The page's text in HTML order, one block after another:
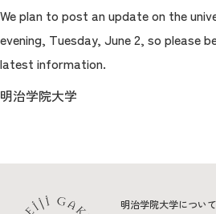
キャリア
ボランティア
生涯学習・社会連携
We plan to post an update on the
evening, Tuesday, June 2, so please
latest information.
明治学院大学
明治学院大学について